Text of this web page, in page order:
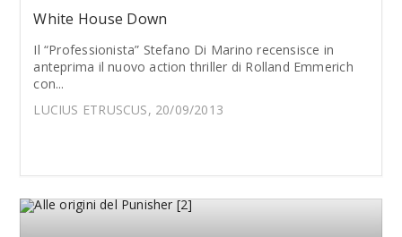
White House Down
Il “Professionista” Stefano Di Marino recensisce in
anteprima il nuovo action thriller di Rolland Emmerich
con...
LUCIUS ETRUSCUS, 20/09/2013